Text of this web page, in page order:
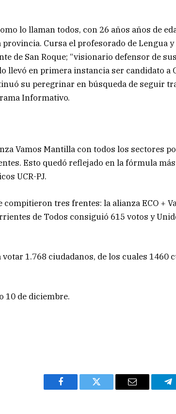
lo llaman todos, con 26 años años de
Cursa el profesorado de Lengua
de San Roque; “visionario defensor de
llevó en primera instancia ser candidato a
su peregrinar en búsqueda de seguir
Informativo.
Vamos Mantilla con todos los sectores
Esto quedó reflejado en la fórmula
UCR-PJ.
tres frentes: la alianza ECO +
de Todos consiguió 615 votos y
1.768 ciudadanos, de los cuales 1460
10 de diciembre.
Facebook Twitter Email